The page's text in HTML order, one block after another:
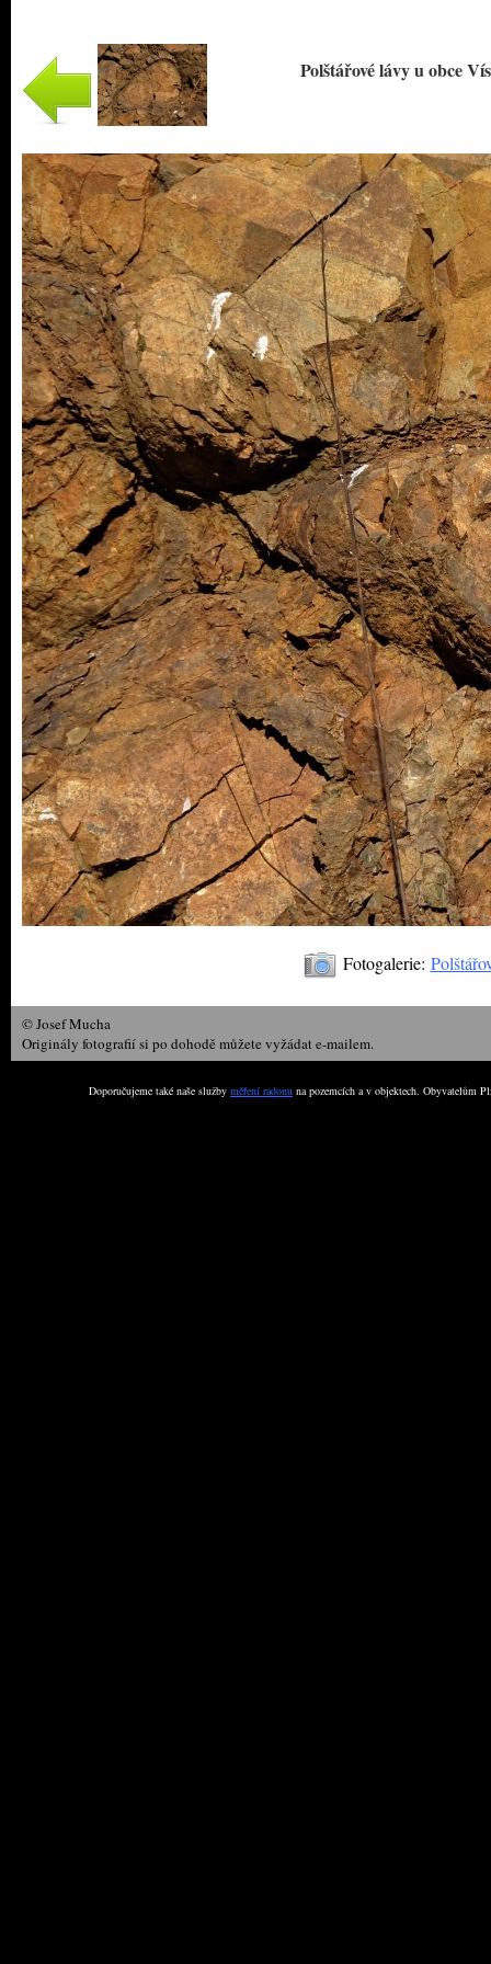
Polštářové lávy u obce
Fotogalerie:
© Josef Mucha
Originály fotografií si po dohodě můžete vyžádat e-mailem.
Doporučujeme také naše služby měření radonu na pozemcích a v objektech. Obyvatelům